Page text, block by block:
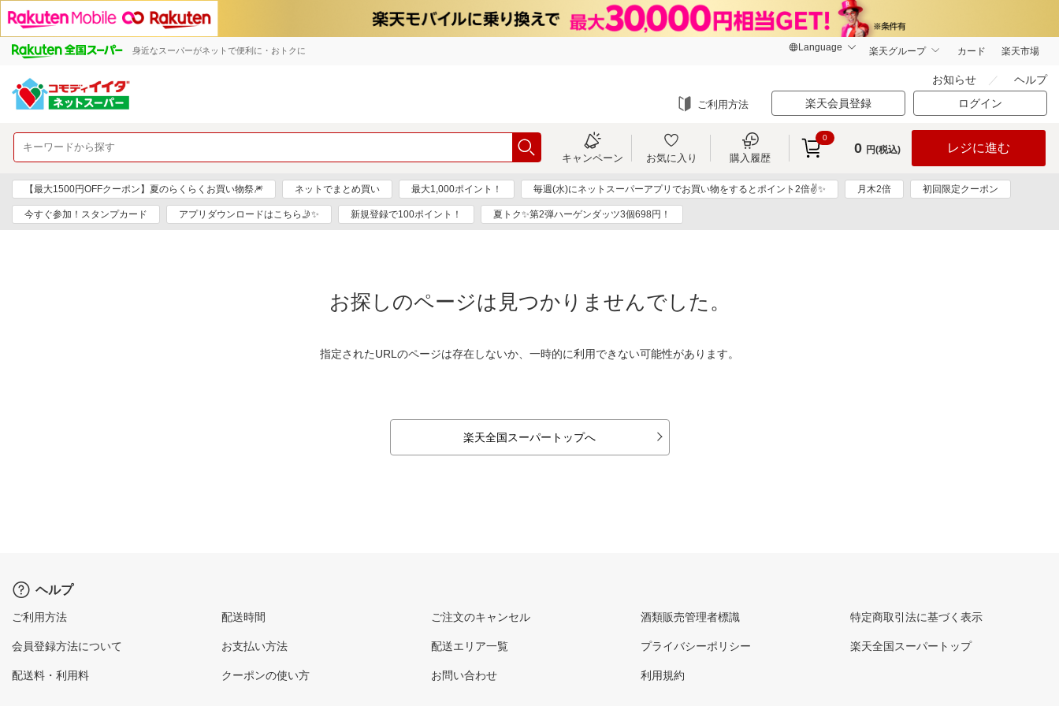
身近なスーパーがネットで便利に・おトクに 楽天グループ カード 楽天市場
お知らせ ヘルプ
ご利用方法 楽天会員登録 ログイン
キャンペーン お気に入り 購入履歴
0
0 円(税込) レジに進む
【最大1500円OFFクーポン】夏のらくらくお買い物祭🎆 ネットでまとめ買い 最大1,000ポイント！ 毎週(水)にネットスーパーアプリでお買い物をするとポイント2倍✌✨ 月木2倍 初回限定クーポン
今すぐ参加！スタンプカード アプリダウンロードはこちら🤳✨ 新規登録で100ポイント！ 夏トク✨第2弾ハーゲンダッツ3個698円！
お探しのページは見つかりませんでした。
指定されたURLのページは存在しないか、一時的に利用できない可能性があります。
楽天全国スーパートップへ
ヘルプ
ご利用方法
会員登録方法について
配送料・利用料
配送時間
お支払い方法
クーポンの使い方
ご注文のキャンセル
配送エリア一覧
お問い合わせ
酒類販売管理者標識
プライバシーポリシー
利用規約
特定商取引法に基づく表示
楽天全国スーパートップ